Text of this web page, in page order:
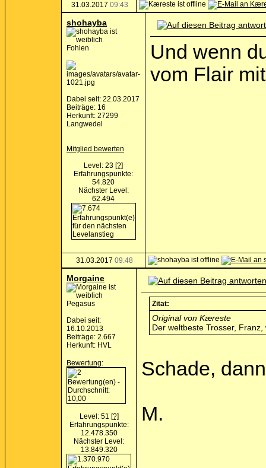
31.03.2017 09:43
shohayba
Fohlen
Dabei seit: 22.03.2017
Beiträge: 16
Herkunft: 27299
Langwedel
Mitglied bewerten
Level: 23 [?]
Erfahrungspunkte:
54.820
Nächster Level:
62.494
Und wenn
vom Flair
31.03.2017 09:48
Morgaine
Pegasus
Dabei seit:
16.10.2013
Beiträge: 2.667
Herkunft: HVL
Bewertung:
Level: 51 [?]
Erfahrungspunkte:
12.478.350
Nächster Level:
13.849.320
Zitat:
Original von Kæreste
Der weltbeste Trosser,
Schade,
M.